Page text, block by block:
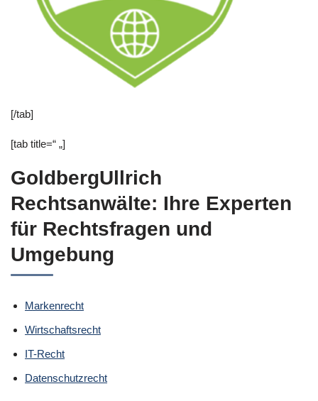
[/tab]
[tab title=“ „]
GoldbergUllrich
Rechtsanwälte: Ihre Experten
für Rechtsfragen und
Umgebung
Markenrecht
Wirtschaftsrecht
IT-Recht
Datenschutzrecht